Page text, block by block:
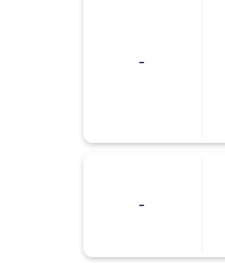
-
-